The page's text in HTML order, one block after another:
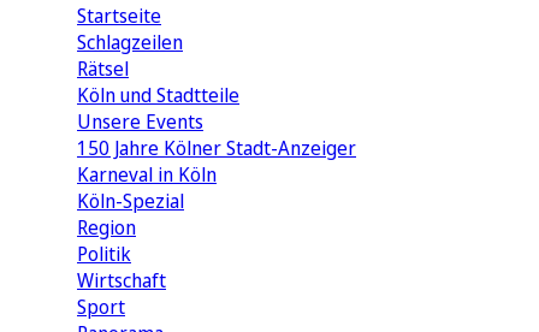
Startseite
Schlagzeilen
Rätsel
Köln und Stadtteile
Unsere Events
150 Jahre Kölner Stadt-Anzeiger
Karneval in Köln
Köln-Spezial
Region
Politik
Wirtschaft
Sport